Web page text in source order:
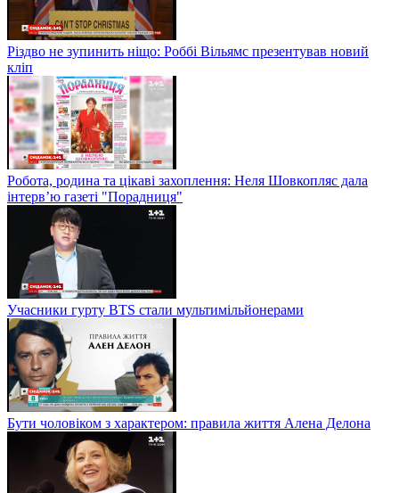
Різдво не зупинить ніщо: Роббі Вільямс презентував новий
кліп
Робота, родина та цікаві захоплення: Неля Шовкопляс дала
інтерв’ю газеті "Порадниця"
Учасники гурту BTS стали мультимільйонерами
Бути чоловіком з характером: правила життя Алена Делона